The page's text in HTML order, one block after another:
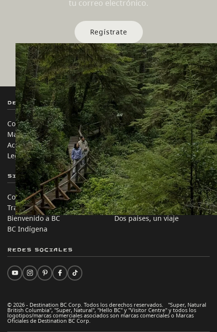
tu correo electrónico.
Regístrate
Destination BC
Contáctanos
Mapa del sitio
Acerca de
Legal y Políticas
Nuestros Sitios
Industria de Viajes
Medios
Corporativo
简体中文 – China
Sitios de Socios
Comercio e Inversión BC
Trabaja en BC
Bienvenido a BC
BC Indígena
En este sitio
Ideas de viaje
Consejos Prácticos
Dos países, un viaje
© 2026 - Destination BC Corp. Todos los derechos reservados. "Super, Natural
British Columbia", "Super, Natural", "Hello BC" y "Visitor Centre" y todos los
logotipos/marcas comerciales asociados son marcas comerciales o Marcas
Oficiales de Destination BC Corp.
Redes sociales